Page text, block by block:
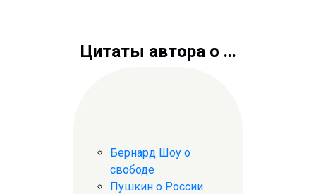
Цитаты автора о ...
Бернард Шоу о
свободе
Пушкин о России